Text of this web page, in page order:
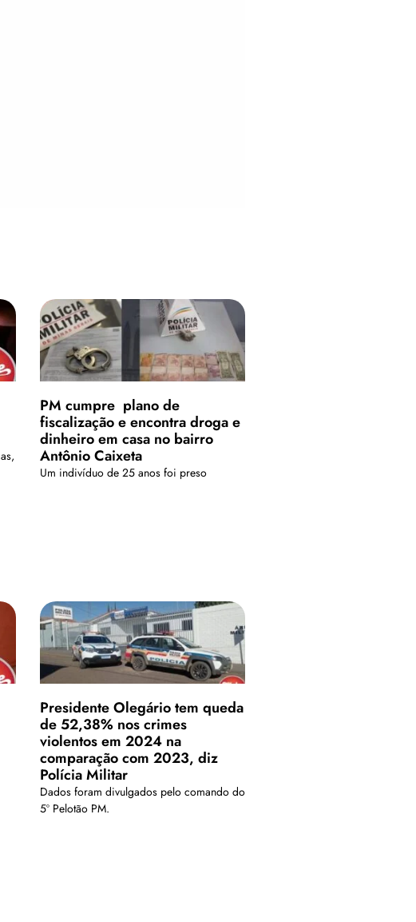
PM cumpre plano de
fiscalização e encontra droga e
dinheiro em casa no bairro
Antônio Caixeta
Um indivíduo de 25 anos foi preso
Presidente Olegário tem queda
de 52,38% nos crimes
violentos em 2024 na
comparação com 2023, diz
Polícia Militar
Dados foram divulgados pelo comando do
5º Pelotão PM.